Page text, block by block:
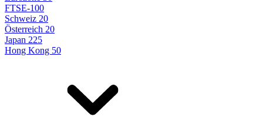
FTSE-100
Schweiz 20
Österreich 20
Japan 225
Hong Kong 50